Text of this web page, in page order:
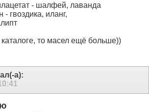
- шалфей, лаванда
гвоздика, иланг,
то масел ещё больше))
а):